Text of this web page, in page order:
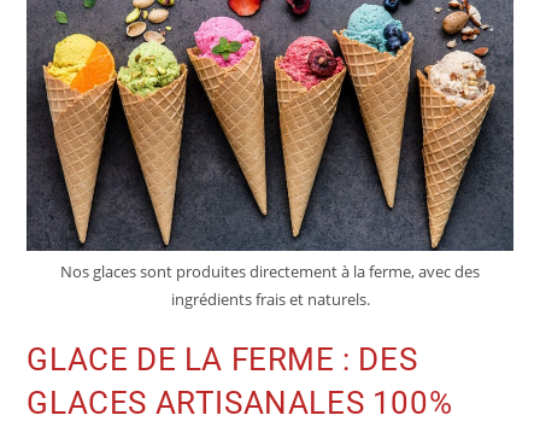
Nos glaces sont produites directement à la ferme, avec des
ingrédients frais et naturels.
GLACE DE LA FERME : DES
GLACES ARTISANALES 100%